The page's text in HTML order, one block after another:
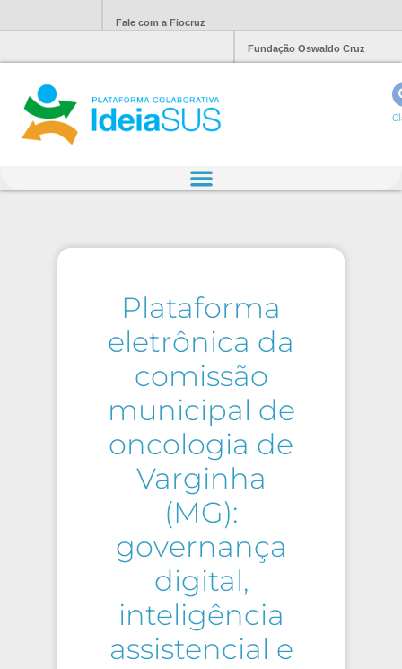
Fale com a Fiocruz
Fundação Oswaldo Cruz
Plataforma
eletrônica da
comissão
municipal de
oncologia de
Varginha
(MG):
governança
digital,
inteligência
assistencial e